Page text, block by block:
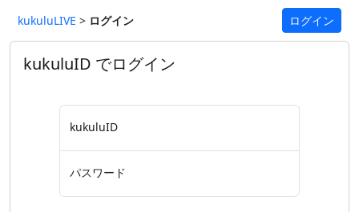
kukuluLIVE > ログイン ログイン
kukuluID でログイン
kukuluID
パスワード